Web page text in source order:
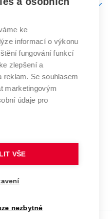
učení
technické
ke
informací o výkonu
fungování funkcí
zlepšení a
reklam. Se souhlasem
marketingovým
údaje pro
VŠE
nezbytné